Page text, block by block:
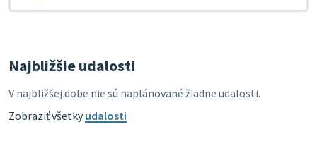
Najbližšie udalosti
V najbližšej dobe nie sú naplánované žiadne udalosti.
Zobraziť všetkyudalosti